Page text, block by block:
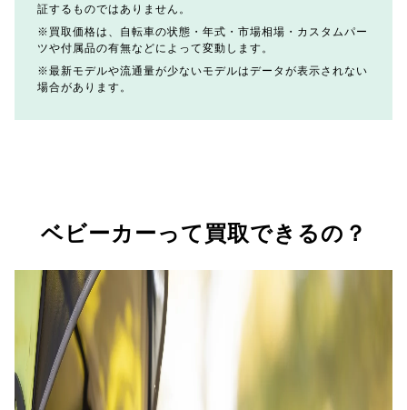
証するものではありません。
買取価格は、自転車の状態・年式・市場相場・カスタムパー
ツや付属品の有無などによって変動します。
最新モデルや流通量が少ないモデルはデータが表示されない
場合があります。
ベビーカーって買取できるの？